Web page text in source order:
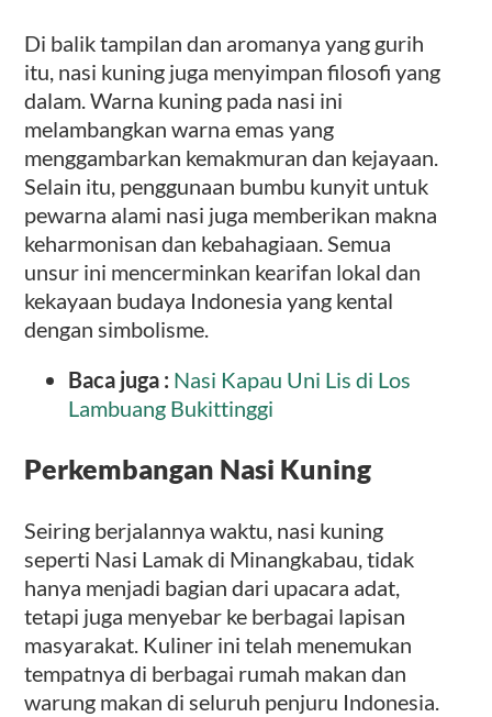
Di balik tampilan dan aromanya yang gurih
itu, nasi kuning juga menyimpan filosofi yang
dalam. Warna kuning pada nasi ini
melambangkan warna emas yang
menggambarkan kemakmuran dan kejayaan.
Selain itu, penggunaan bumbu kunyit untuk
pewarna alami nasi juga memberikan makna
keharmonisan dan kebahagiaan. Semua
unsur ini mencerminkan kearifan lokal dan
kekayaan budaya Indonesia yang kental
dengan simbolisme.
Baca juga : Nasi Kapau Uni Lis di Los
Lambuang Bukittinggi
Perkembangan Nasi Kuning
Seiring berjalannya waktu, nasi kuning
seperti Nasi Lamak di Minangkabau, tidak
hanya menjadi bagian dari upacara adat,
tetapi juga menyebar ke berbagai lapisan
masyarakat. Kuliner ini telah menemukan
tempatnya di berbagai rumah makan dan
warung makan di seluruh penjuru Indonesia.